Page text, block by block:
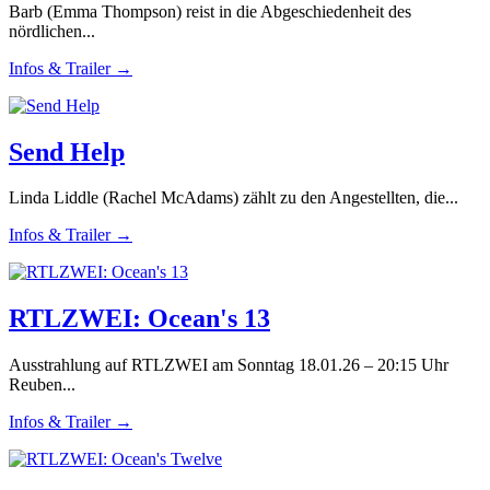
Barb (Emma Thompson) reist in die Abgeschiedenheit des
nördlichen...
Infos & Trailer →
Send Help
Linda Liddle (Rachel McAdams) zählt zu den Angestellten, die...
Infos & Trailer →
RTLZWEI: Ocean's 13
Ausstrahlung auf RTLZWEI am Sonntag 18.01.26 – 20:15 Uhr
Reuben...
Infos & Trailer →